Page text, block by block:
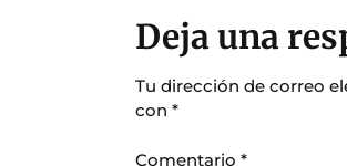
Deja una
Tu dirección de correo
con *
Comentario *